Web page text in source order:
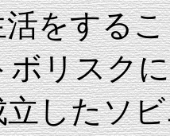
をする
リスク
立したソ